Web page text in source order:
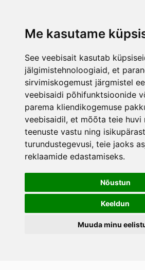
Me kasutame
See veebisait kasutab
jälgimistehnoloogiaid, et
sirvimiskogemust järgmistel
veebisaidi põhifunktsioonide
parema kliendikogemuse
veebisaidil, et mõõta teie huvi
teenuste vastu ning
turundustegevusi, teie jaoks
reklaamide edastamiseks.
Nõustun
Keeldun
Muuda minu